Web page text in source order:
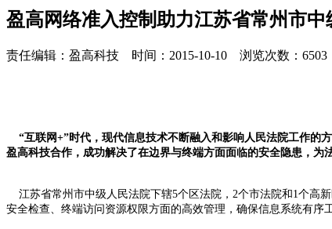
盈高网络准入控制助力江苏省常州市
责任编辑：盈高科技 时间：2015-10-10 浏览次数：6503
“互联网+”时代，现代信息技术不断融入和影响人民法院工作的
盈高科技合作，成功解决了在边界与终端方面面临的安全隐患，为
江苏省常州市中级人民法院下辖5个区法院，2个市法院和1个高新
安全检查、终端访问资源权限方面的高效管理，确保信息系统有序工